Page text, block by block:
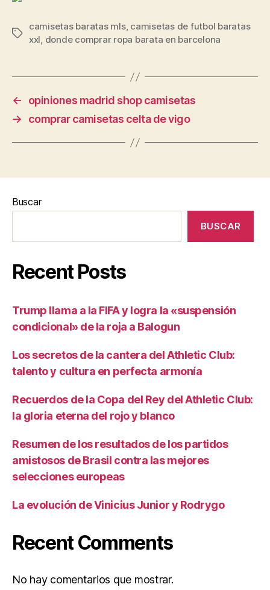
Etiquetas
camisetas baratas mls, camisetas de futbol baratas
xxl, donde comprar ropa barata en barcelona
←
opiniones madrid shop camisetas
→
comprar camisetas celta de vigo
Buscar
BUSCAR
Recent Posts
Trump llama a la FIFA y logra la «suspensión
condicional» de la roja a Balogun
Los secretos de la cantera del Athletic Club:
talento y cultura en perfecta armonía
Recuerdos de la Copa del Rey del Athletic Club:
la gloria eterna del rojo y blanco
Resumen de los resultados de los partidos
amistosos de Brasil contra las mejores
selecciones europeas
La evolución de Vinicius Junior y Rodrygo
Recent Comments
No hay comentarios que mostrar.